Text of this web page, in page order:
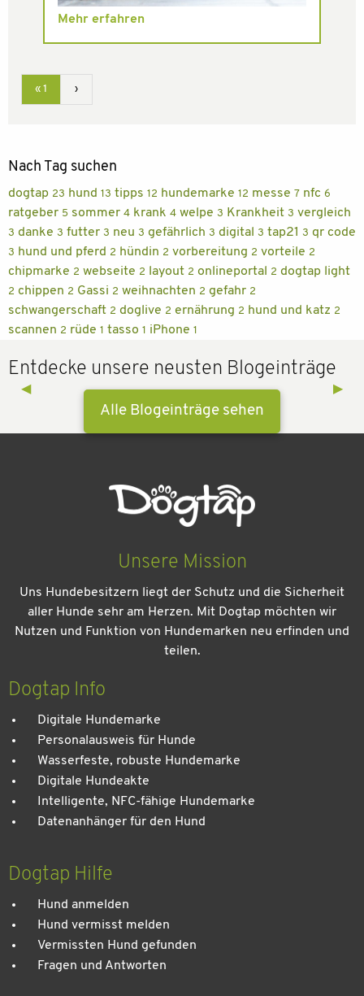
Mehr erfahren
« 1 ›
Nach Tag suchen
dogtap 23 hund 13 tipps 12 hundemarke 12 messe 7 nfc 6
ratgeber 5 sommer 4 krank 4 welpe 3 Krankheit 3 vergleich
3 danke 3 futter 3 neu 3 gefährlich 3 digital 3 tap21 3 qr code
3 hund und pferd 2 hündin 2 vorbereitung 2 vorteile 2
chipmarke 2 webseite 2 layout 2 onlineportal 2 dogtap light
2 chippen 2 Gassi 2 weihnachten 2 gefahr 2
schwangerschaft 2 doglive 2 ernährung 2 hund und katz 2
scannen 2 rüde 1 tasso 1 iPhone 1
Entdecke unsere neusten Blogeinträge
Previous Slide
◀︎ Next
▶︎
Alle Blogeinträge sehen
Unsere Mission
Uns Hundebesitzern liegt der Schutz und die Sicherheit
aller Hunde sehr am Herzen. Mit Dogtap möchten wir
Nutzen und Funktion von Hundemarken neu erfinden und
teilen.
Dogtap Info
Digitale Hundemarke
Personalausweis für Hunde
Wasserfeste, robuste Hundemarke
Digitale Hundeakte
Intelligente, NFC-fähige Hundemarke
Datenanhänger für den Hund
Dogtap Hilfe
Hund anmelden
Hund vermisst melden
Vermissten Hund gefunden
Fragen und Antworten